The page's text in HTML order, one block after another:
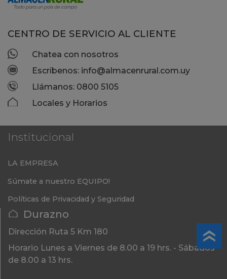
CENTRO DE SERVICIO AL CLIENTE
Chatea con nosotros
Escríbenos: info@almacenrural.com.uy
Llámanos: 0800 5105
Locales y Horarios
Institucional
LA EMPRESA
Súmate a nuestro EQUIPO!
Políticas de Privacidad y Seguridad
Durazno
Dirección Ruta 5 Km 180
Horario Lunes a Viernes de 8.00 a 19 hrs. - Sábados
de 8.00 a 13 hrs.